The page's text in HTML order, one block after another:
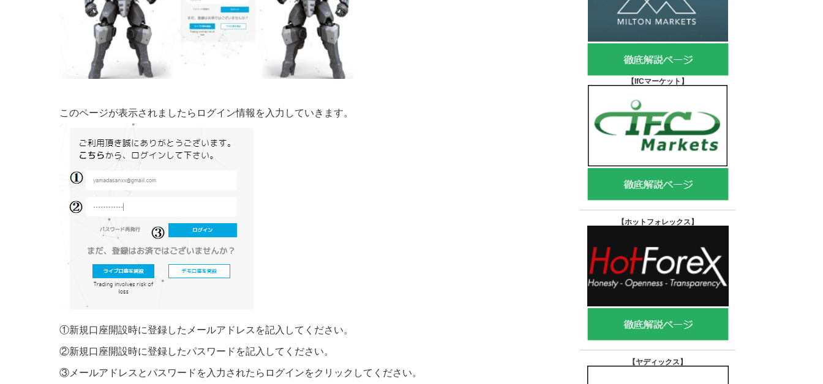
このページが表示されましたらログイン情報を入力していきます。
①新規口座開設時に登録したメールアドレスを記入してください。
②新規口座開設時に登録したパスワードを記入してください。
③メールアドレスとパスワードを入力されたらログインをクリックしてください。
【IfCマーケット 】
【ホットフォレックス 】
【ヤディックス 】